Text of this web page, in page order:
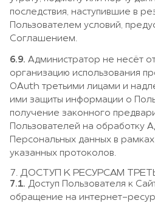
последствия, наступившие в
Пользователем условий,
Соглашением.
6.9. Администратор не несёт
организацию использования
OAuth третьими лицами и
ими защиты информации о
получение законного
Пользователей на обработку
Персональных данных в
указанных протоколов.
7. ДОСТУП К РЕСУРСАМ
7.1. Доступ Пользователя к
обращение на интернет-